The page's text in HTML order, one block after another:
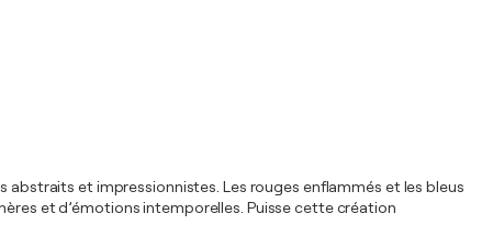
abstraits et impressionnistes. Les rouges enflammés et les bleus
et d’émotions intemporelles. Puisse cette création